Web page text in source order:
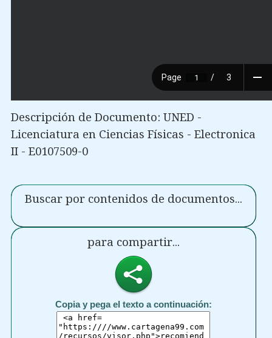
Descripción de Documento: UNED -
Licenciatura en Ciencias Físicas - Electronica
II - E0107509-0
Buscar por contenidos de documentos...
para compartir...
Copia y pega el texto a continuación: